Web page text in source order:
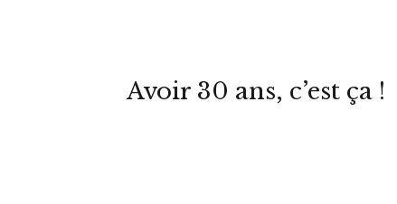
Avoir 30 ans, c’est ça !